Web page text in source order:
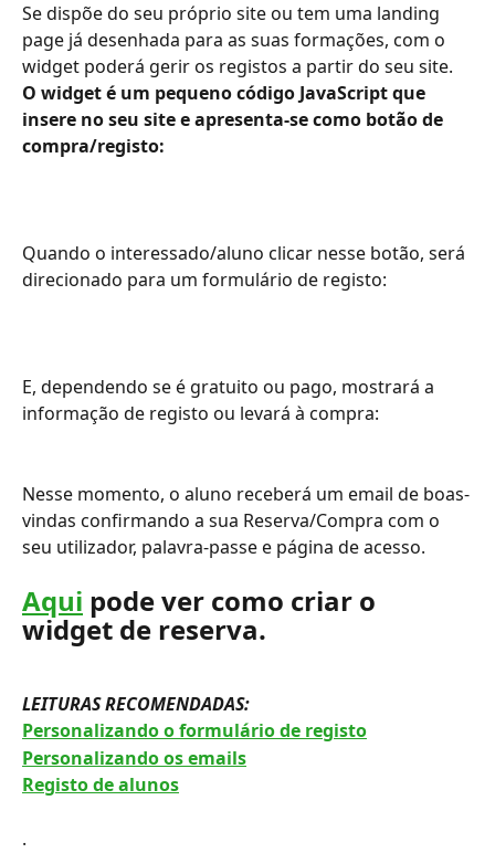
Se dispõe do seu próprio site ou tem uma landing
page já desenhada para as suas formações, com o
widget poderá gerir os registos a partir do seu site.
O widget é um pequeno código JavaScript que
insere no seu site e apresenta-se como botão de
compra/registo:
Quando o interessado/aluno clicar nesse botão, será
direcionado para um formulário de registo:
E, dependendo se é gratuito ou pago, mostrará a
informação de registo ou levará à compra:
Nesse momento, o aluno receberá um email de boas-
vindas confirmando a sua Reserva/Compra com o
seu utilizador, palavra-passe e página de acesso.
Aqui pode ver como criar o
widget de reserva.
LEITURAS RECOMENDADAS:
Personalizando o formulário de registo
Personalizando os emails
Registo de alunos
.